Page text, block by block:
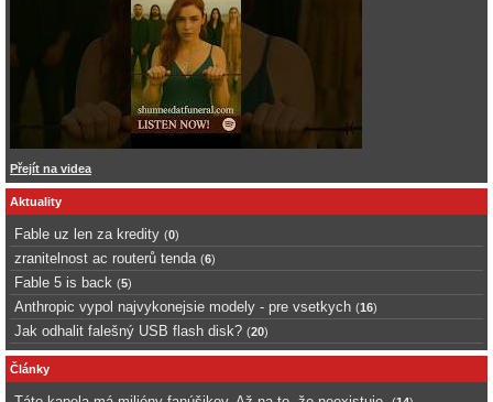
Přejít na videa
Aktuality
Fable uz len za kredity (0)
zranitelnost ac routerů tenda (6)
Fable 5 is back (5)
Anthropic vypol najvykonejsie modely - pre vsetkych (16)
Jak odhalit falešný USB flash disk? (20)
Články